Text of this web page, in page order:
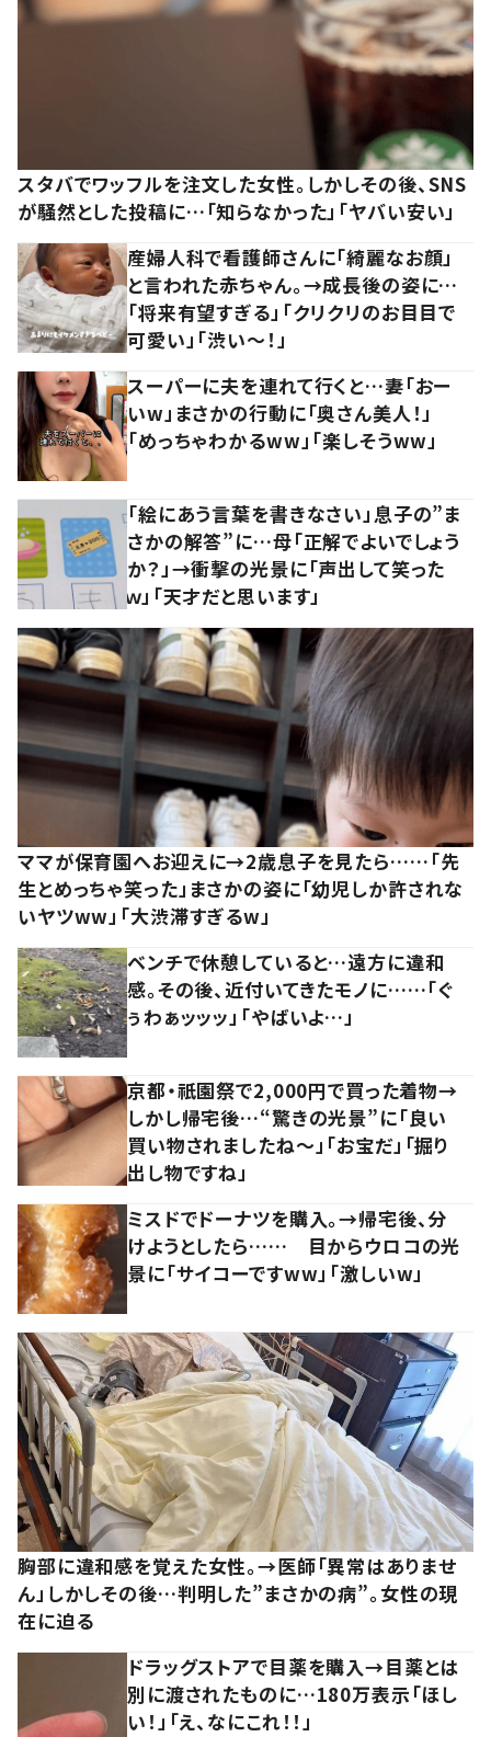
スタバでワッフルを注文した女性。しかしその後、SNS
が騒然とした投稿に…「知らなかった」「ヤバい安い」
産婦人科で看護師さんに「綺麗なお顔」
と言われた赤ちゃん。→成長後の姿に…
「将来有望すぎる」「クリクリのお目目で
可愛い」「渋い～！」
スーパーに夫を連れて行くと…妻「おー
いw」まさかの行動に「奥さん美人！」
「めっちゃわかるww」「楽しそうww」
「絵にあう言葉を書きなさい」息子の”ま
さかの解答”に…母「正解でよいでしょう
か？」→衝撃の光景に「声出して笑った
ｗ」「天才だと思います」
ママが保育園へお迎えに→2歳息子を見たら……「先
生とめっちゃ笑った」まさかの姿に「幼児しか許されな
いヤツww」「大渋滞すぎるw」
ベンチで休憩していると…遠方に違和
感。その後、近付いてきたモノに……「ぐ
ぅわぁッッッ」「やばいよ…」
京都・祇園祭で2,000円で買った着物→
しかし帰宅後…“驚きの光景”に「良い
買い物されましたね～」「お宝だ」「掘り
出し物ですね」
ミスドでドーナツを購入。→帰宅後、分
けようとしたら…… 目からウロコの光
景に「サイコーですww」「激しいw」
胸部に違和感を覚えた女性。→医師「異常はありませ
ん」しかしその後…判明した”まさかの病”。女性の現
在に迫る
ドラッグストアで目薬を購入→目薬とは
別に渡されたものに…180万表示「ほし
い！」「え、なにこれ！！」